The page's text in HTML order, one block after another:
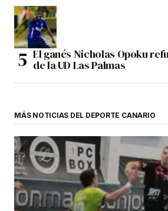
El ganés Nicholas Opoku
de la UD Las Palmas
MÁS NOTICIAS DEL DEPORTE CANARIO